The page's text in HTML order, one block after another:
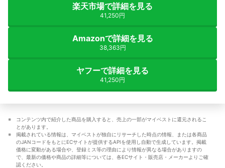
楽天市場で詳細を見る
41,250円
Amazonで詳細を見る
38,363円
ヤフーで詳細を見る
41,250円
コンテンツ内で紹介した商品を購入すると、売上の一部がマイベストに還元されるこ
とがあります。
掲載されている情報は、マイベストが独自にリサーチした時点の情報、または各商品
のJANコードをもとにECサイトが提供するAPIを使用し自動で生成しています。掲載
価格に変動がある場合や、登録ミス等の理由により情報が異なる場合がありますの
で、最新の価格や商品の詳細等については、各ECサイト・販売店・メーカーよりご確
認ください。